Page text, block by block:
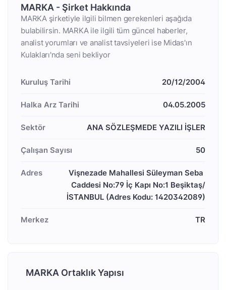
MARKA - Şirket Hakkında
MARKA şirketiyle ilgili bilmen gerekenleri aşağıda
bulabilirsin. MARKA ile ilgili tüm güncel haberler,
analist yorumları ve analist tavsiyeleri ise Midas'ın
Kulakları'nda seni bekliyor
Kuruluş Tarihi 20/12/2004
Halka Arz Tarihi 04.05.2005
Sektör ANA SÖZLEŞMEDE YAZILI İŞLER
Çalışan Sayısı 50
Adres
Vişnezade Mahallesi Süleyman Seba
Caddesi No:79 İç Kapı No:1 Beşiktaş/
İSTANBUL (Adres Kodu: 1420342089)
Merkez TR
MARKA Ortaklık Yapısı